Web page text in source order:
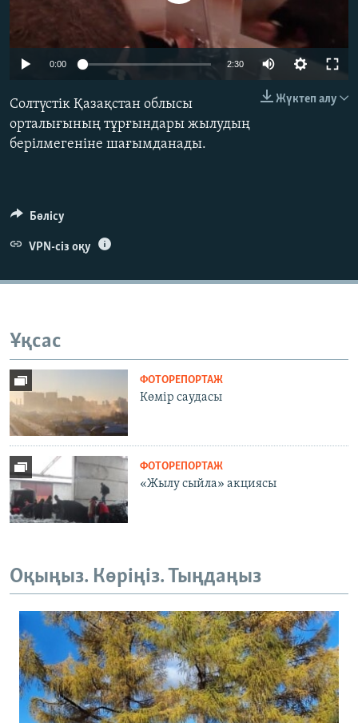
0:00 2:30
Жүктеп алу
Солтүстік Қазақстан облысы
орталығының тұрғындары жылудың
берілмегеніне шағымданады.
Бөлісу
VPN-сіз оқу
Ұқсас
ФОТОРЕПОРТАЖ
Көмір саудасы
ФОТОРЕПОРТАЖ
«Жылу сыйла» акциясы
Оқыңыз. Көріңіз. Тыңдаңыз